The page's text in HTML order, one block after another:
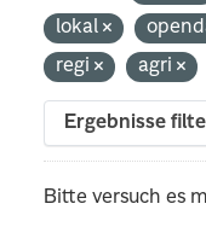
lokal
regi
agri
Ergebnisse
Bitte versuch es